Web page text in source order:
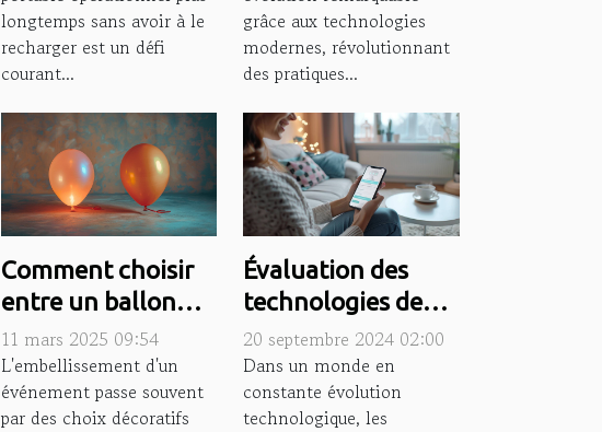
longtemps sans avoir à le
recharger est un défi
courant...
grâce aux technologies
modernes, révolutionnant
des pratiques...
Comment choisir
entre un ballon
lumineux à
l'hélium et à l'air
11 mars 2025 09:54
L'embellissement d'un
événement passe souvent
par des choix décoratifs
Évaluation des
technologies de
dialogue
automatisé :
avantages et
20 septembre 2024 02:00
Dans un monde en
constante évolution
technologique, les